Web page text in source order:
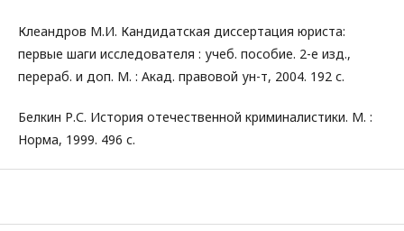
Клеандров М.И. Кандидатская диссертация юриста:
первые шаги исследователя : учеб. пособие. 2-е изд.,
перераб. и доп. М. : Акад. правовой ун-т, 2004. 192 с.
Белкин Р.С. История отечественной криминалистики. М. :
Норма, 1999. 496 с.